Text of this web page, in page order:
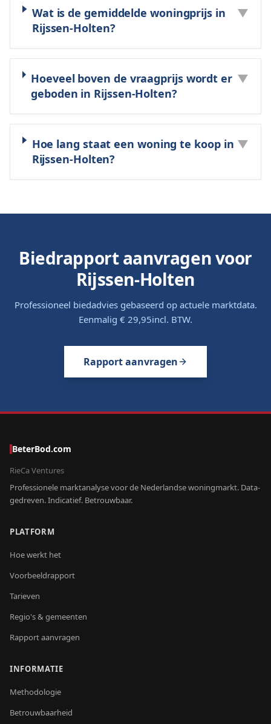
Wat is de gemiddelde woningprijs in
Rijssen-Holten?
▼
Hoeveel boven de vraagprijs wordt er
geboden in Rijssen-Holten?
▼
Hoe lang staat een woning te koop in
Rijssen-Holten?
▼
Biedrapport aanvragen voor
Rijssen-Holten
Professioneel biedadvies gebaseerd op actuele marktdata.
Eenmalig € 29,95incl. BTW.
Rapport aanvragen
BeterBod.com
RieCa Ventures
Professionele marktanalyse voor de Nederlandse woningmarkt. Data-
gedreven. Indicatief. Betrouwbaar.
PLATFORM
Hoe werkt het
Voorbeeldrapport
Tarieven
Regio's & gemeenten
Rapport aanvragen
INFORMATIE
Methodologie
Betrouwbaarheid